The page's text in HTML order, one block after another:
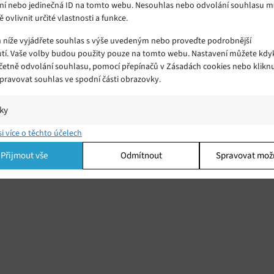
nebo jedinečná ID na tomto webu. Nesouhlas nebo odvolání souhlasu
ovlivnit určité vlastnosti a funkce.
vyjádřete souhlas s výše uvedeným nebo proveďte podrobnější
Vaše volby budou použity pouze na tomto webu. Nastavení můžete
odvolání souhlasu, pomocí přepínačů v Zásadách cookies nebo
souhlas ve spodní části obrazovky.
a/nebo přístup k informacím v zařízení, Porozumění publiku
kombinací údajů z různých zdrojů.
více o těchto účelech
Přijmout vše Odmítnout Spravovat